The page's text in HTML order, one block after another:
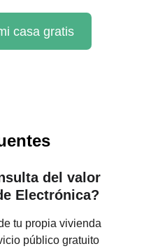
casa gratis
del valor
Electrónica?
tu propia vivienda
público gratuito